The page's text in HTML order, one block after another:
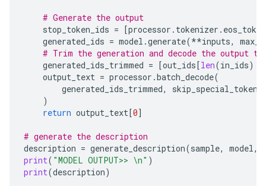
# Generate the output
stop_token_ids = [processor . tokenizer .
generated_ids = model .generate(**inputs,
# Trim the generation and decode the output
generated_ids_trimmed = [out_ids[len(in_ids)
output_text = processor .batch_decode(
generated_ids_trimmed, skip_special_tokens
)
return output_text[0]
# generate the description
description = generate_description(sample, model,
print( "MODEL OUTPUT>> \n" )
print(description)